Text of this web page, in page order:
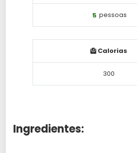
5 pessoas
Calorias
300
Ingredientes: